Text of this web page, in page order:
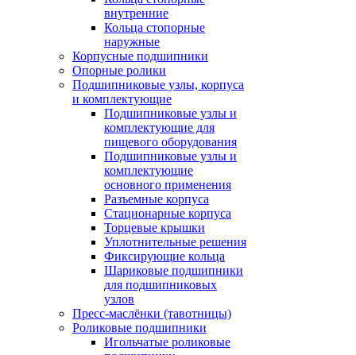
внутренние
Кольца стопорные
наружные
Корпусные подшипники
Опорные ролики
Подшипниковые узлы, корпуса
и комплектующие
Подшипниковые узлы и
комплектующие для
пищевого оборудования
Подшипниковые узлы и
комплектующие
основного применения
Разъемные корпуса
Стационарные корпуса
Торцевые крышки
Уплотнительные решения
Фиксирующие кольца
Шариковые подшипники
для подшипниковых
узлов
Пресс-маслёнки (тавотницы)
Роликовые подшипники
Игольчатые роликовые